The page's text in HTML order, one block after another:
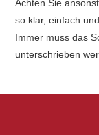
Achten Sie
so klar, einfach
Immer muss das
unterschrieben